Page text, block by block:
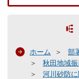
ホーム 部
秋田地域
河川砂防